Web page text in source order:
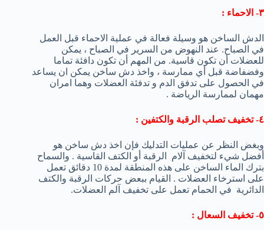
٣- الاحماء :
الدش الساخن هو وسيلة فعالة في عملية الاحماء قبل العمل
في الصباح. عند النهوض من السرير في الصباح ، يمكن
للعضلات أن تكون قاسية. من المهم أن تكون دافئة تماما
وفضفاضة قبل أي ممارسة ، واخذ دش ساخن يمكن ان يساعد
في الحصول على تدفق الدم و تدفئة العضلات وهما امران
مهمان لممارسة الرياضة .
٤- تخفيف تصلب الرقبة والكتفين :
وبغض النظر عن عمليات التدليك فإن اخذ دش ساخن هو
أفضل شيء لتخفيف آلام الرقبة أو الكتف القاسية . والسماح
بترك الماء الساخن على هذه المنطقة لمدة 10 دقائق تعمل
على استرخاء العضلات . القيام ببعض حركات الرقبة والكتف
الدائرية في الحمام تعمل على تخفيف آلم العضلات.
٥- تخفيف السعال :